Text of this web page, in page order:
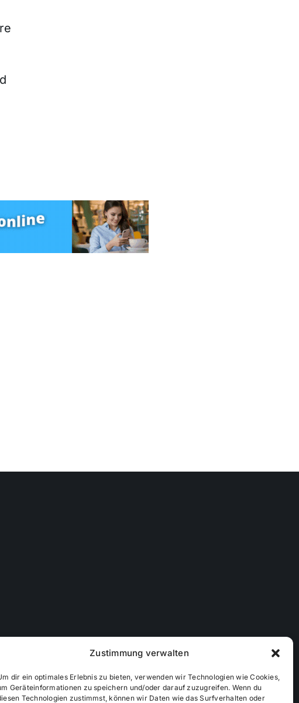
Zustimmung verwalten
dir ein optimales Erlebnis zu bieten, verwenden wir Technologien wie Cookies,
Geräteinformationen zu speichern und/oder darauf zuzugreifen. Wenn du
Technologien zustimmst, können wir Daten wie das Surfverhalten oder